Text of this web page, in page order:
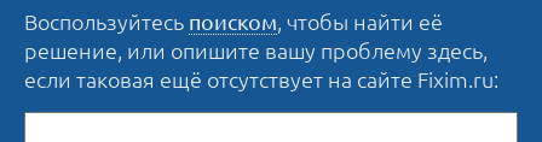
Воспользуйтесь поиском, чтобы найти её
решение, или опишите вашу проблему здесь,
если таковая ещё отсутствует на сайте Fixim.ru: